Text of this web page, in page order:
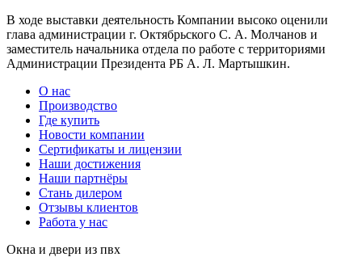
В ходе выставки деятельность Компании высоко оценили
глава администрации г. Октябрьского С. А. Молчанов и
заместитель начальника отдела по работе с территориями
Администрации Президента РБ А. Л. Мартышкин.
О нас
Производство
Где купить
Новости компании
Сертификаты и лицензии
Наши достижения
Наши партнёры
Стань дилером
Отзывы клиентов
Работа у нас
Окна и двери из пвх